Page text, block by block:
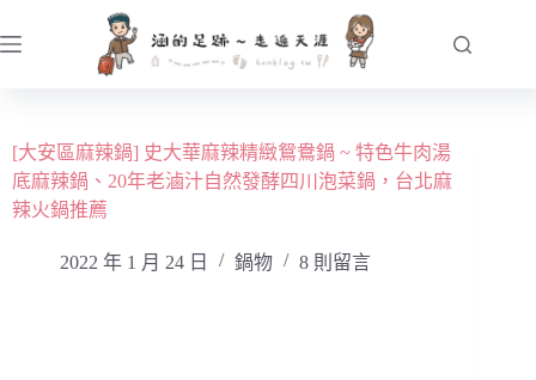
至
容[大安區麻辣鍋] 史大華麻辣精緻鴛鴦鍋 ~ 特色牛肉湯
底麻辣鍋、20年老滷汁自然發酵四川泡菜鍋，台北麻
辣火鍋推薦
2022 年 1 月 24 日 鍋物 8 則留言